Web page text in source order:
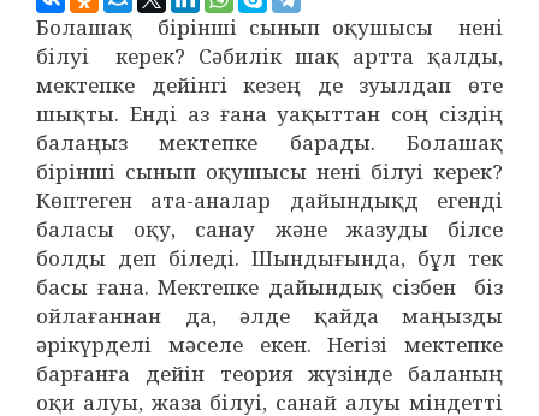
Болашақ бірінші сынып оқушысы нені
білуі керек? Сәбилік шақ артта қалды,
мектепке дейінгі кезең де зуылдап өте
шықты. Енді аз ғана уақыттан соң сіздің
балаңыз мектепке барады. Болашақ
бірінші сынып оқушысы нені білуі керек?
Көптеген ата-аналар дайындықд егенді
баласы оқу, санау және жазуды білсе
болды деп біледі. Шындығында, бұл тек
басы ғана. Мектепке дайындық сізбен біз
ойлағаннан да, әлде қайда маңызды
әрікүрделі мәселе екен. Негізі мектепке
барғанға дейін теория жүзінде баланың
оқи алуы, жаза білуі, санай алуы міндетті